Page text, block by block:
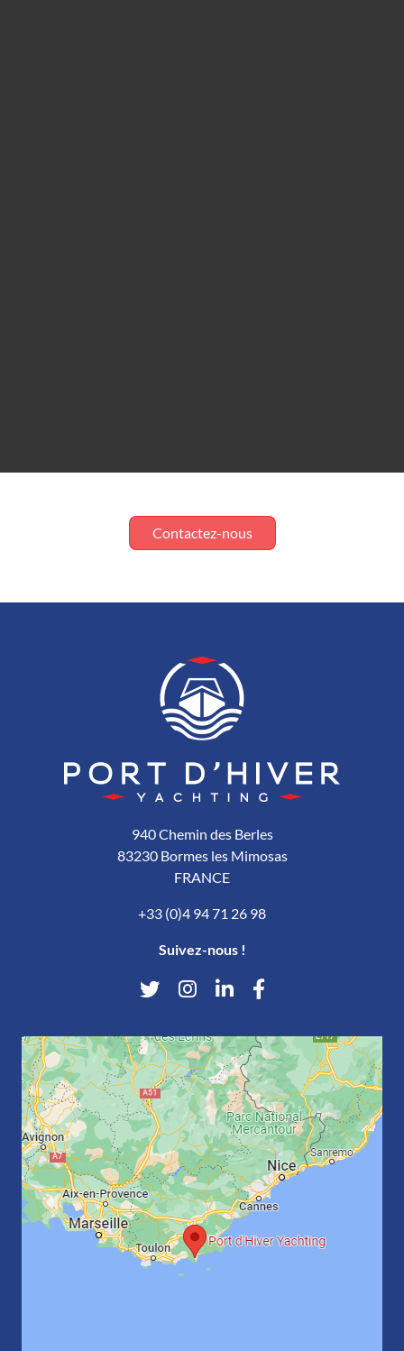
Contactez-nous
940 Chemin des Berles
83230 Bormes les Mimosas
FRANCE
+33 (0)4 94 71 26 98
Suivez-nous !